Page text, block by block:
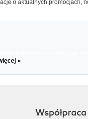
o aktualnych promocjach,
»
Współpraca